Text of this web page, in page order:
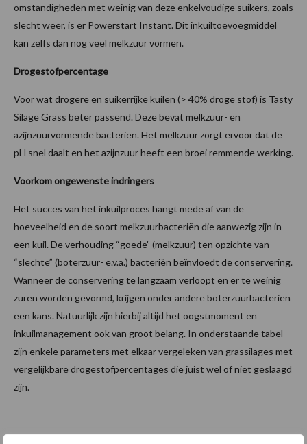
omstandigheden met weinig van deze enkelvoudige suikers, zoals
slecht weer, is er Powerstart Instant. Dit inkuiltoevoegmiddel
kan zelfs dan nog veel melkzuur vormen.
Drogestofpercentage
Voor wat drogere en suikerrijke kuilen (> 40% droge stof) is Tasty
Silage Grass beter passend. Deze bevat melkzuur- en
azijnzuurvormende bacteriën. Het melkzuur zorgt ervoor dat de
pH snel daalt en het azijnzuur heeft een broei remmende werking.
Voorkom ongewenste indringers
Het succes van het inkuilproces hangt mede af van de
hoeveelheid en de soort melkzuurbacteriën die aanwezig zijn in
een kuil. De verhouding “goede” (melkzuur) ten opzichte van
“slechte” (boterzuur- e.v.a.) bacteriën beïnvloedt de conservering.
Wanneer de conservering te langzaam verloopt en er te weinig
zuren worden gevormd, krijgen onder andere boterzuurbacteriën
een kans. Natuurlijk zijn hierbij altijd het oogstmoment en
inkuilmanagement ook van groot belang. In onderstaande tabel
zijn enkele parameters met elkaar vergeleken van grassilages met
vergelijkbare drogestofpercentages die juist wel of niet geslaagd
zijn.